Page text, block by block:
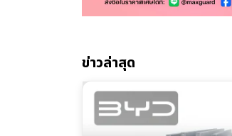
ข่าวล่าสุด